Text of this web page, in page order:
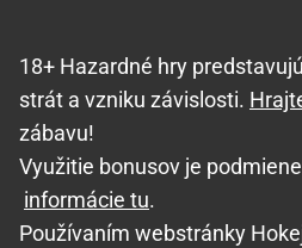
18+ Hazardné hry
strát a vzniku závislosti.
zábavu!
Využitie bonusov je
informácie tu.
Používaním webstránky